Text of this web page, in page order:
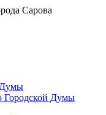
Сарова
Думы
Городской Думы